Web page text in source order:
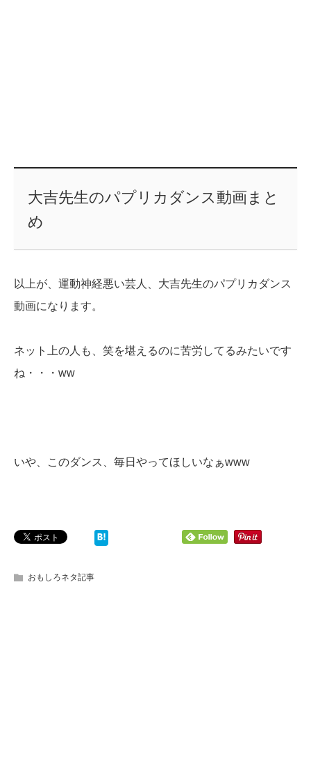
大吉先生のパプリカダンス動画まと
め
以上が、運動神経悪い芸人、大吉先生のパプリカダンス
動画になります。
ネット上の人も、笑を堪えるのに苦労してるみたいです
ね・・・ww
いや、このダンス、毎日やってほしいなぁwww
おもしろネタ記事